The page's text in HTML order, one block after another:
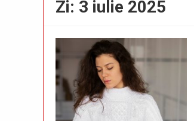
Zi: 3 iulie 2025